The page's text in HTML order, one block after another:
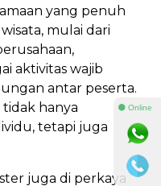
yang penuh
mulai dari
aktivitas wajib
antar peserta.
tidak hanya
tetapi juga
juga di perkaya
⚫ Online